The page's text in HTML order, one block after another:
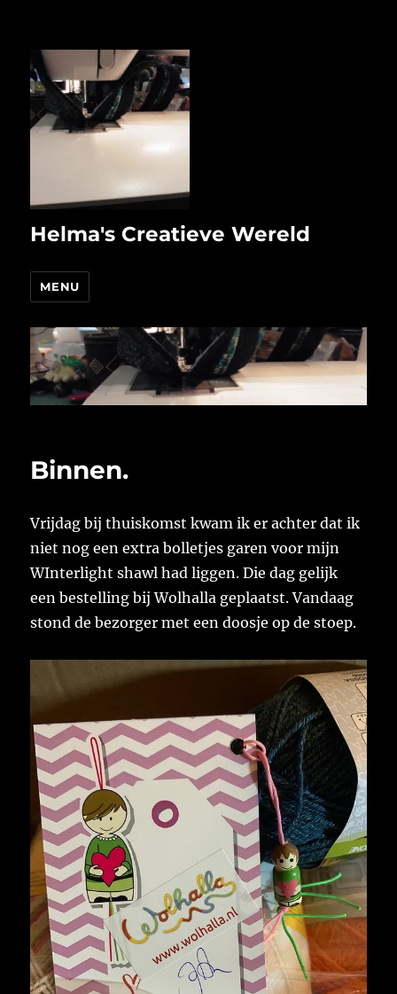
Helma's Creatieve Wereld
MENU
Binnen.
Vrijdag bij thuiskomst kwam ik er achter dat ik
niet nog een extra bolletjes garen voor mijn
WInterlight shawl had liggen. Die dag gelijk
een bestelling bij Wolhalla geplaatst. Vandaag
stond de bezorger met een doosje op de stoep.